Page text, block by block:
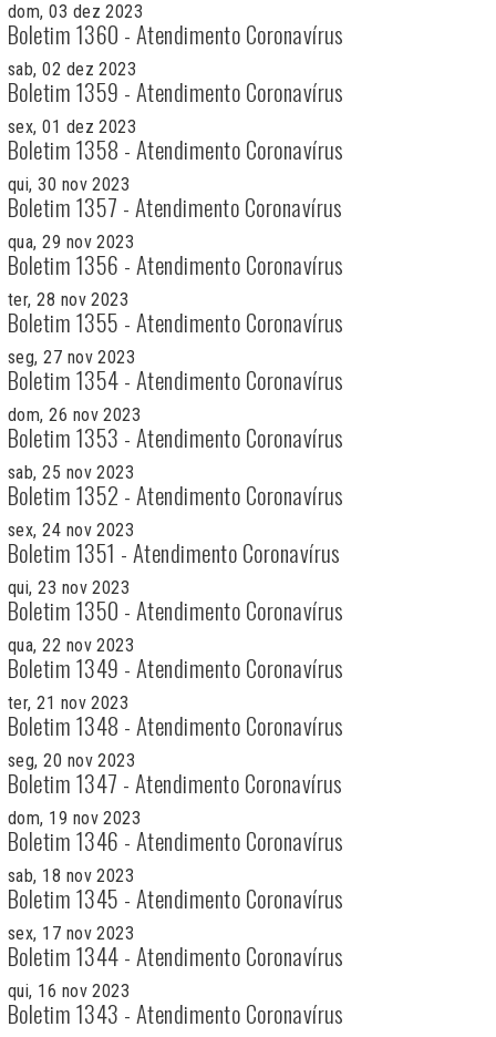
dom, 03 dez 2023
Boletim 1360 - Atendimento Coronavírus
sab, 02 dez 2023
Boletim 1359 - Atendimento Coronavírus
sex, 01 dez 2023
Boletim 1358 - Atendimento Coronavírus
qui, 30 nov 2023
Boletim 1357 - Atendimento Coronavírus
qua, 29 nov 2023
Boletim 1356 - Atendimento Coronavírus
ter, 28 nov 2023
Boletim 1355 - Atendimento Coronavírus
seg, 27 nov 2023
Boletim 1354 - Atendimento Coronavírus
dom, 26 nov 2023
Boletim 1353 - Atendimento Coronavírus
sab, 25 nov 2023
Boletim 1352 - Atendimento Coronavírus
sex, 24 nov 2023
Boletim 1351 - Atendimento Coronavírus
qui, 23 nov 2023
Boletim 1350 - Atendimento Coronavírus
qua, 22 nov 2023
Boletim 1349 - Atendimento Coronavírus
ter, 21 nov 2023
Boletim 1348 - Atendimento Coronavírus
seg, 20 nov 2023
Boletim 1347 - Atendimento Coronavírus
dom, 19 nov 2023
Boletim 1346 - Atendimento Coronavírus
sab, 18 nov 2023
Boletim 1345 - Atendimento Coronavírus
sex, 17 nov 2023
Boletim 1344 - Atendimento Coronavírus
qui, 16 nov 2023
Boletim 1343 - Atendimento Coronavírus